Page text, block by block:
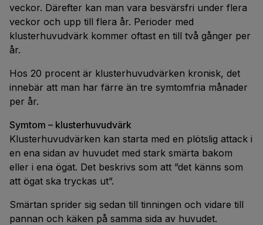
veckor. Därefter kan man vara besvärsfri under flera
veckor och upp till flera år. Perioder med
klusterhuvudvärk kommer oftast en till två gånger per
år.
Hos 20 procent är klusterhuvudvärken kronisk, det
innebär att man har färre än tre symtomfria månader
per år.
Symtom – klusterhuvudvärk
Klusterhuvudvärken kan starta med en plötslig attack i
en ena sidan av huvudet med stark smärta bakom
eller i ena ögat. Det beskrivs som att ”det känns som
att ögat ska tryckas ut”.
Smärtan sprider sig sedan till tinningen och vidare till
pannan och käken på samma sida av huvudet.